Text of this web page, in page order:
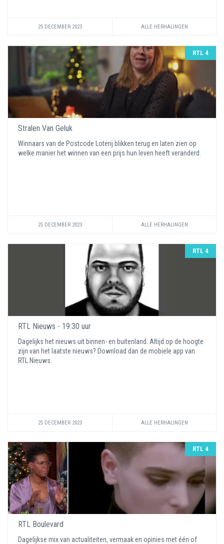
25 DECEMBER 2023 ALLE HERHALINGEN
RTL 4
Stralen Van Geluk
Winnaars van de Postcode Loterij blikken terug en laten zien op
welke manier het winnen van een prijs hun leven heeft veranderd.
25 DECEMBER 2023 ALLE HERHALINGEN
RTL 4
RTL Nieuws - 19:30 uur
Dagelijks het nieuws uit binnen- en buitenland. Altijd op de hoogte
zijn van het laatste nieuws? Download dan de mobiele app van
RTL Nieuws.
25 DECEMBER 2023 ALLE HERHALINGEN
RTL 4
RTL Boulevard
Dagelijkse mix van actualiteiten, vermaak en opinies met één of